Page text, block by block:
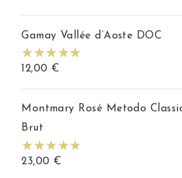
Gamay Vallée d’Aoste DOC
12,00 €
Montmary Rosé Metodo
Brut
23,00 €